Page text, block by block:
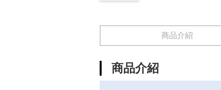
商品介紹
商品介紹